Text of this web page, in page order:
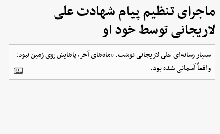
ماجرای تنظیم پیام شهادت علی
لاریجانی توسط خود او
ستیار رسانه‌ای علی لاریجانی نوشت: «ماه‌های آخر، پاهایش روی زمین نبود؛
واقعاً آسمانی شده بود.